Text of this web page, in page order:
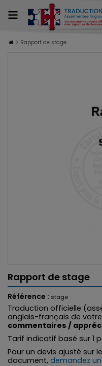
Rapport de stage
Rapport de stage
Référence : stage
Traduction officielle
anglais-français de votre
commentaires /
Tarif indicatif basé sur 1
Pour un devis ajusté sur
document, demandez